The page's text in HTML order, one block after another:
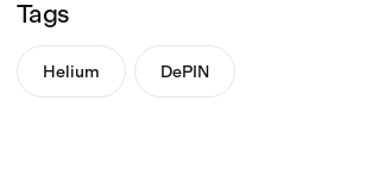
Tags
Helium DePIN